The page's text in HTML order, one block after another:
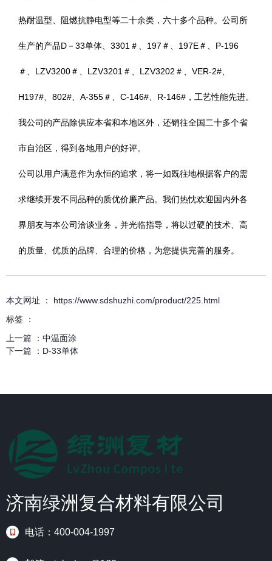
热耐温型、阻燃抗静电型等二十余类，六十多个品种。公司所
生产的产品D－33单体、3301＃、197＃、197E＃、P-196
＃、LZV3200＃、LZV3201＃、LZV3202＃、VER-2#、
H197#、802#、A-355＃、C-146#、R-146#，工艺性能先进。
我公司的产品除供应本省和本地区外，还销往全国二十多个省
市自治区，得到各地用户的好评。
公司以用户满意作为永恒的追求，将一如既往地根据客户的需
求继续开发不同品种的质优价廉产品。我们热忱欢迎国内外各
界朋友与本公司洽谈业务，并光临指导，将以过硬的技术、高
的质量、优质的品牌、合理的价格，为您提供完善的服务。
本文网址 ： https://www.sdshuzhi.com/product/225.html
标签 ：
上一篇 ： 中温面涂
下一篇 ： D-33单体
济南绿洲复合材料有限公司
电话：400-004-1997